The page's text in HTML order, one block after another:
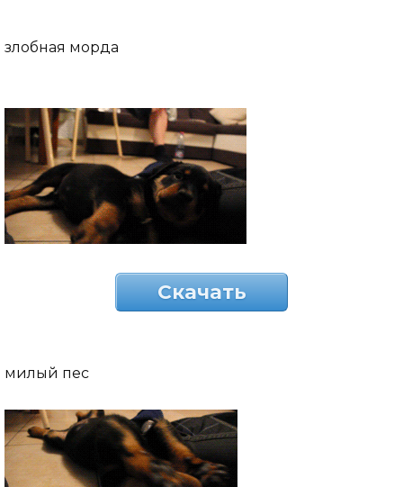
злобная морда
Скачать
милый пес